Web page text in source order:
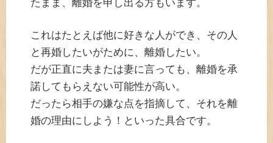
たまま、離婚を申し出る方もいます。
これはたとえば他に好きな人ができ、その人
と再婚したいがために、離婚したい。
だが正直に夫または妻に言っても、離婚を承
諾してもらえない可能性が高い。
だったら相手の嫌な点を指摘して、それを離
婚の理由にしよう！といった具合です。